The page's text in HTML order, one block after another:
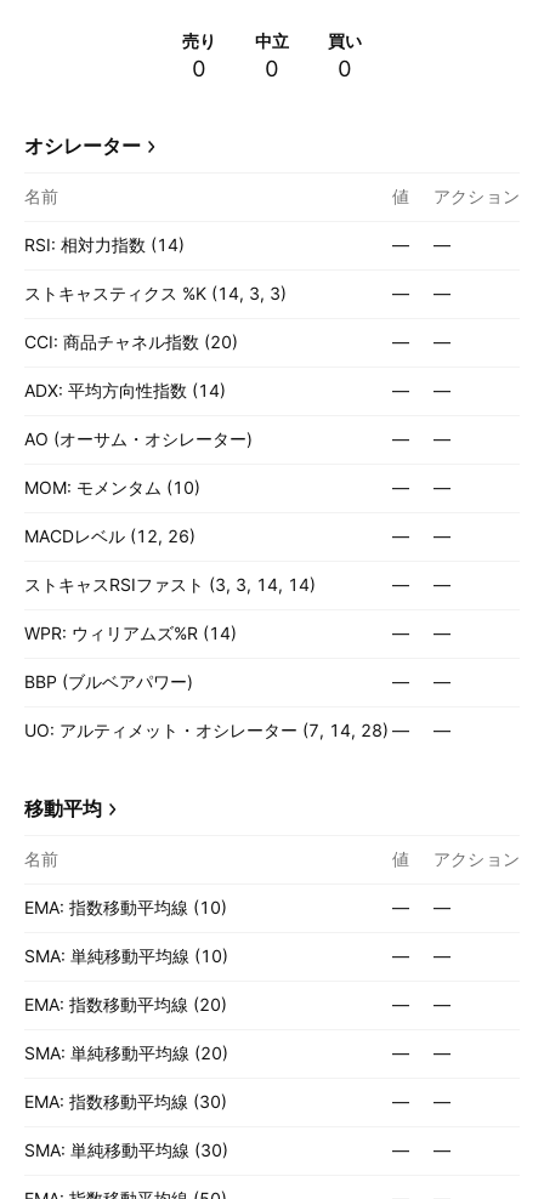
売り
0
中立
0
買い
0
オシレーター
名前 値 アクション
RSI: 相対力指数 (14) — —
ストキャスティクス %K (14, 3, 3) — —
CCI: 商品チャネル指数 (20) — —
ADX: 平均方向性指数 (14) — —
AO (オーサム・オシレーター) — —
MOM: モメンタム (10) — —
MACDレベル (12, 26) — —
ストキャスRSIファスト (3, 3, 14, 14) — —
WPR: ウィリアムズ%R (14) — —
BBP (ブルベアパワー) — —
UO: アルティメット・オシレーター (7, 14, 28) — —
移動平均
名前 値 アクション
EMA: 指数移動平均線 (10) — —
SMA: 単純移動平均線 (10) — —
EMA: 指数移動平均線 (20) — —
SMA: 単純移動平均線 (20) — —
EMA: 指数移動平均線 (30) — —
SMA: 単純移動平均線 (30) — —